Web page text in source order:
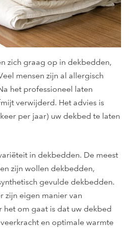
zich graag op in dekbedden,
mensen zijn al allergisch
het professioneel laten
verwijderd. Het advies is
per jaar) uw dekbed te laten
in dekbedden. De meest
zijn wollen dekbedden,
gevulde dekbedden.
zijn eigen manier van
om gaat is dat uw dekbed
en optimale warmte